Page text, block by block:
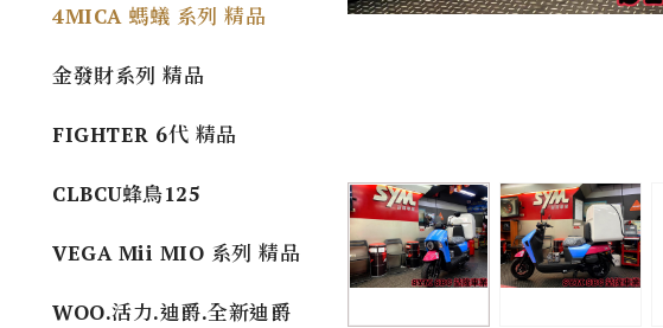
4MICA 螞蟻 系列 精品
金發財系列 精品
FIGHTER 6代 精品
CLBCU蜂鳥125
VEGA Mii MIO 系列 精品
WOO.活力.迪爵.全新迪爵